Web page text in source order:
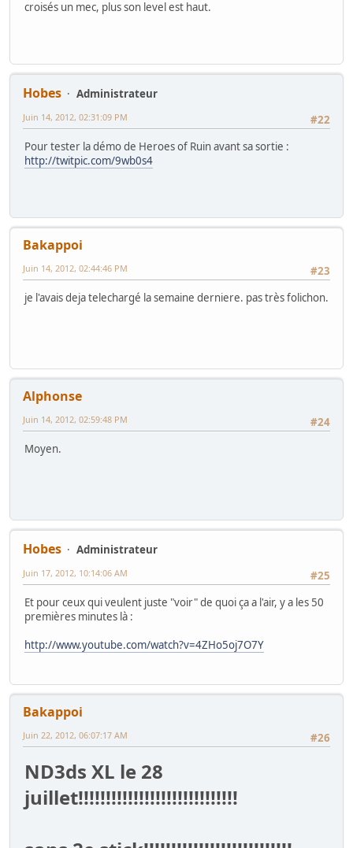
croisés un mec, plus son level est haut.
Hobes
Administrateur
#22
Juin 14, 2012, 02:31:09 PM
Pour tester la démo de Heroes of Ruin avant sa sortie :
http://twitpic.com/9wb0s4
Bakappoi
#23
Juin 14, 2012, 02:44:46 PM
je l'avais deja telechargé la semaine derniere. pas très folichon.
Alphonse
#24
Juin 14, 2012, 02:59:48 PM
Moyen.
Hobes
Administrateur
#25
Juin 17, 2012, 10:14:06 AM
Et pour ceux qui veulent juste "voir" de quoi ça a l'air, y a les 50
premières minutes là :
http://www.youtube.com/watch?v=4ZHo5oj7O7Y
Bakappoi
#26
Juin 22, 2012, 06:07:17 AM
ND3ds XL le 28
juillet!!!!!!!!!!!!!!!!!!!!!!!!!!!!!